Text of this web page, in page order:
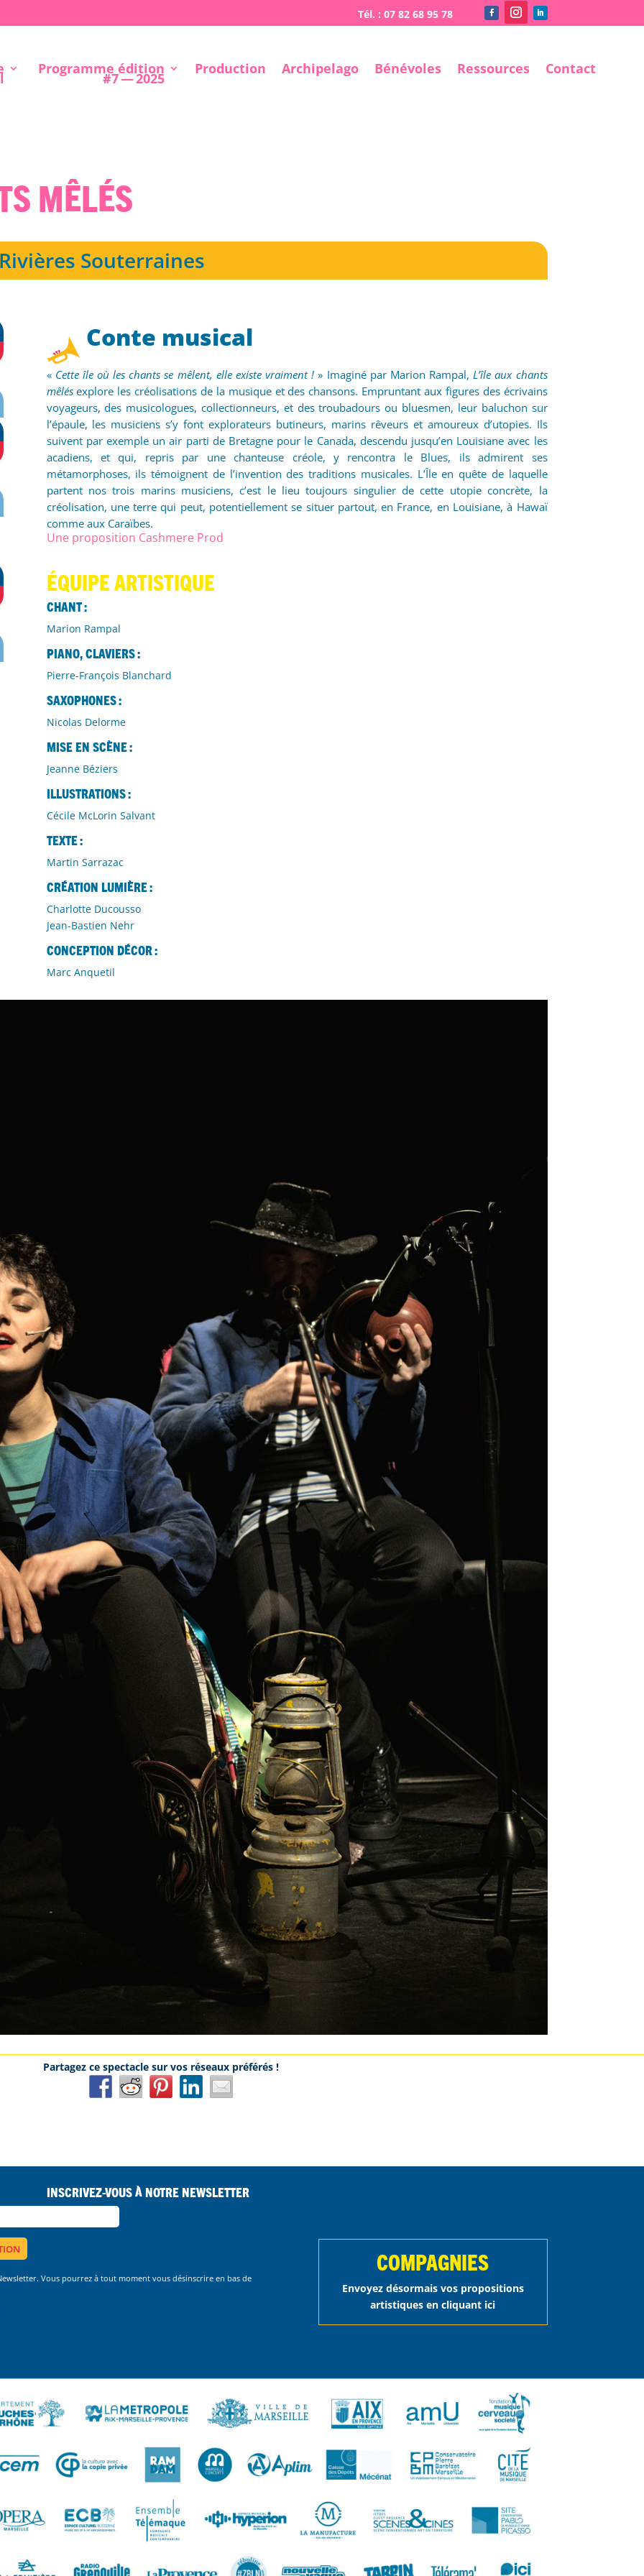
Programme édition
#7 — 2025
Production Archipelago Bénévoles Ressources Contact
mêlés
Souterraines
Conte musical
« Cette île où les chants se mêlent, elle existe vraiment ! » Imaginé par Marion Rampal,L’île aux chants
mêlésexplore les créolisations de la musique et des chansons. Empruntant aux figures des écrivains
voyageurs, des musicologues, collectionneurs, et des troubadours ou bluesmen, leur baluchon sur
l’épaule, les musiciens s’y font explorateurs butineurs, marins rêveurs et amoureux d’utopies. Ils
suivent par exemple un air parti de Bretagne pour le Canada, descendu jusqu’en Louisiane avec les
acadiens, et qui, repris par une chanteuse créole, y rencontra le Blues, ils admirent ses
métamorphoses, ils témoignent de l’invention des traditions musicales. L’Île en quête de laquelle
partent nos trois marins musiciens, c’est le lieu toujours singulier de cette utopie concrète, la
créolisation, une terre qui peut, potentiellement se situer partout, en France, en Louisiane, à Hawaï
comme aux Caraïbes.
Une proposition Cashmere Prod
ÉQUIPE ARTISTIQUE
Chant :
Marion Rampal
Piano, claviers :
Pierre-François Blanchard
SAXOPHONES :
Nicolas Delorme
Mise en scène :
Jeanne Béziers
Illustrations :
Cécile McLorin Salvant
Texte :
Martin Sarrazac
Création lumière :
Charlotte Ducousso
Jean-Bastien Nehr
Conception décor :
Marc Anquetil
Inscrivez-vous à notre Newsletter
Vous pourrez à tout moment vous désinscrire en bas de
COMPAGNIES
Envoyez désormais vos propositions
artistiques en cliquant ici